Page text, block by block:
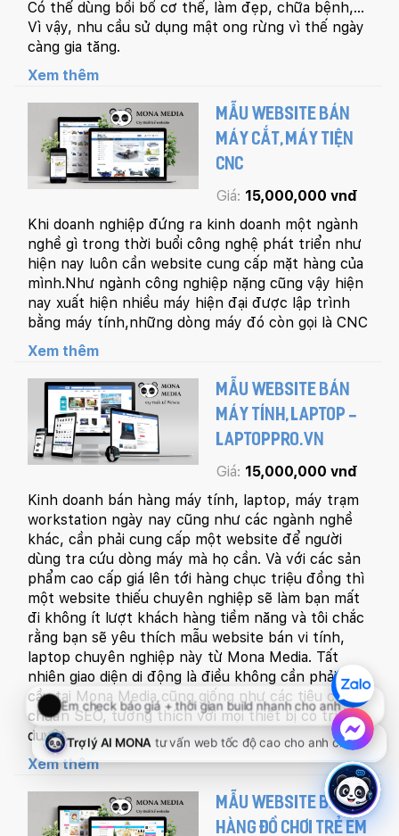
Có thể dùng bồi bổ cơ thể, làm đẹp, chữa bệnh,…
Vì vậy, nhu cầu sử dụng mật ong rừng vì thế ngày
càng gia tăng.
Xem thêm
MẪU WEBSITE BÁN
MÁY CẮT, MÁY TIỆN
CNC
Giá: 15,000,000 vnđ
Khi doanh nghiệp đứng ra kinh doanh một ngành
nghề gì trong thời buổi công nghệ phát triển như
hiện nay luôn cần website cung cấp mặt hàng của
mình.Như ngành công nghiệp nặng cũng vậy hiện
nay xuất hiện nhiều máy hiện đại được lập trình
bằng máy tính,những dòng máy đó còn gọi là CNC
Xem thêm
MẪU WEBSITE BÁN
MÁY TÍNH, LAPTOP -
LAPTOPPRO.VN
Giá: 15,000,000 vnđ
Kinh doanh bán hàng máy tính, laptop, máy trạm
workstation ngày nay cũng như các ngành nghề
khác, cần phải cung cấp một website để người
dùng tra cứu dòng máy mà họ cần. Và với các sản
phẩm cao cấp giá lên tới hàng chục triệu đồng thì
một website thiếu chuyên nghiệp sẽ làm bạn mất
đi không ít lượt khách hàng tiềm năng và tôi chắc
rằng bạn sẽ yêu thích mẫu website bán vi tính,
laptop chuyên nghiệp này từ Mona Media. Tất
nhiên giao diện di động là điều không cần phải yêu
cầu tại Mona Media cũng giống như các tiêu chí
chuẩn SEO, tương thích với mọi thiết bị có trình
duyệt.
Xem thêm
MẪU WEBSITE BÁN
HÀNG ĐỒ CHƠI TRẺ EM